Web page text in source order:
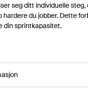
seg ditt individuelle
hardere du jobber. Dette
din sprintkapasitet.
3181013